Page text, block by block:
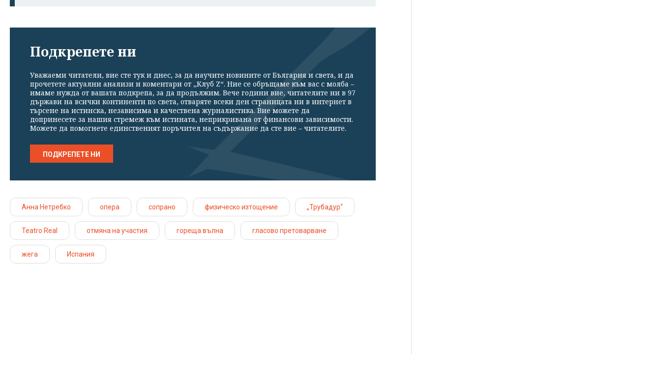
Подкрепете ни
Уважаеми читатели, вие сте тук и днес, за да научите новините от България и света, и да
прочетете актуални анализи и коментари от „Клуб Z“. Ние се обръщаме към вас с молба –
имаме нужда от вашата подкрепа, за да продължим. Вече години вие, читателите ни в 97
държави на всички континенти по света, отваряте всеки ден страницата ни в интернет в
търсене на истинска, независима и качествена журналистика. Вие можете да
допринесете за нашия стремеж към истината, неприкривана от финансови зависимости.
Можете да помогнете единственият поръчител на съдържание да сте вие – читателите.
ПОДКРЕПЕТЕ НИ
Анна Нетребко опера сопрано физическо изтощение „Трубадур“
Teatro Real отмяна на участия гореща вълна гласово претоварване
жега Испания